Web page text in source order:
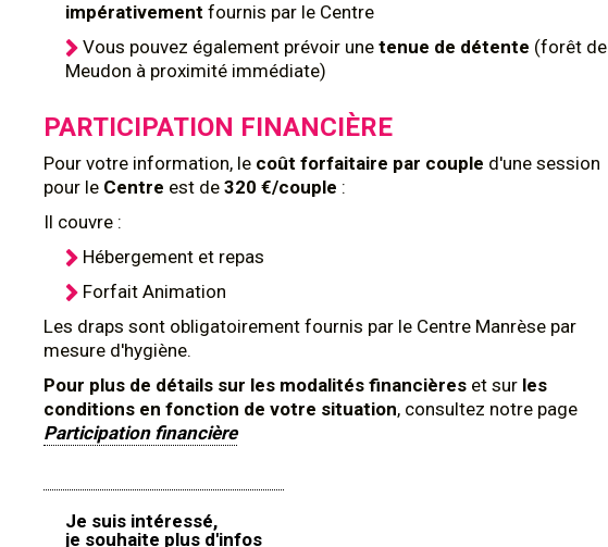
impérativement fournis par le Centre
Vous pouvez également prévoir une tenue de détente (forêt de
Meudon à proximité immédiate)
PARTICIPATION FINANCIÈRE
Pour votre information, le coût forfaitaire par couple d'une session
pour le Centre est de 320 €/couple :
Il couvre :
Hébergement et repas
Forfait Animation
Les draps sont obligatoirement fournis par le Centre Manrèse par
mesure d'hygiène.
Pour plus de détails sur les modalités financières et sur les
conditions en fonction de votre situation, consultez notre page
Participation financière
Je suis intéressé,
je souhaite plus d'infos